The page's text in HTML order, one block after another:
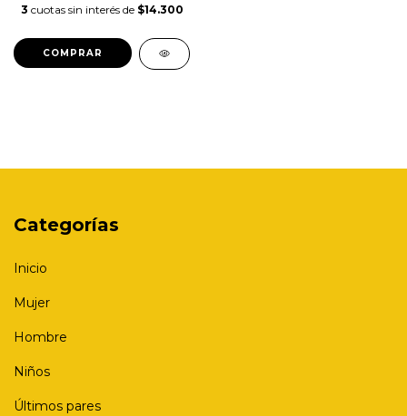
3 cuotas sin interés de $14.300
COMPRAR
Categorías
Inicio
Mujer
Hombre
Niños
Últimos pares